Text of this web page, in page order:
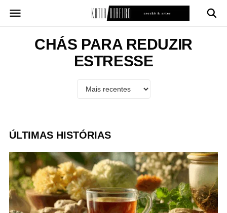
para
CHÁS PARA REDUZIR
ESTRESSE
ÚLTIMAS HISTÓRIAS